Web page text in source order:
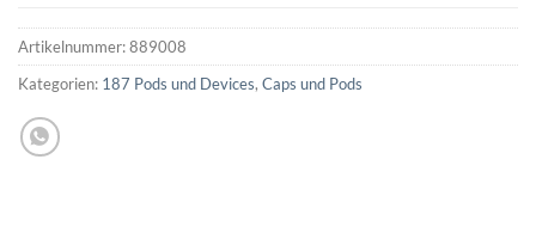
Artikelnummer:889008
Kategorien: 187 Pods und Devices, Caps und Pods